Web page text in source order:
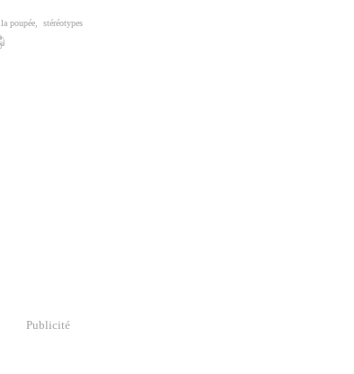
poupée stéréotypes
Publicité